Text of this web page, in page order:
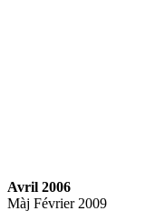
Avril 2006
Màj Février 2009